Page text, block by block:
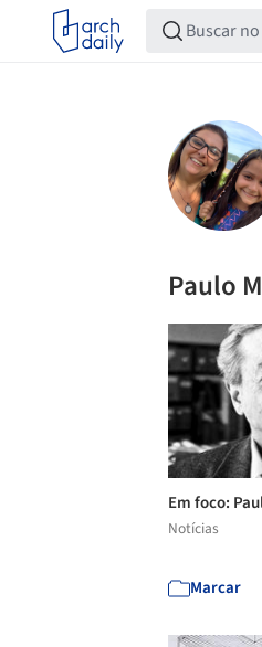
Paulo
Em foco:
Notícias
Marcar